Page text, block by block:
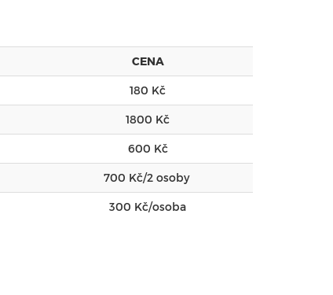
CENA
180 Kč
1800 Kč
600 Kč
700 Kč/2 osoby
300 Kč/osoba